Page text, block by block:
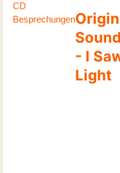
CD
Besprechungen
- I
Light